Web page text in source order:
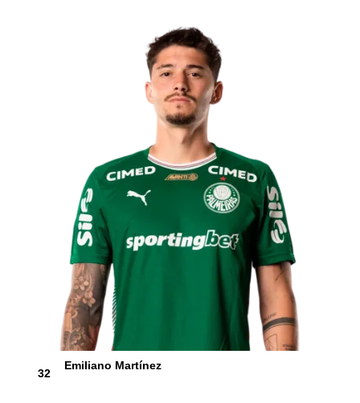
32
Emiliano Martínez